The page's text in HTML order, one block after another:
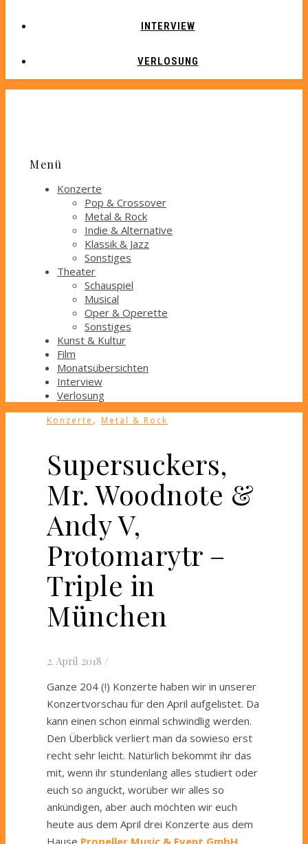
INTERVIEW
VERLOSUNG
Menü
Konzerte
Pop & Crossover
Metal & Rock
Indie & Alternative
Klassik & Jazz
Sonstiges
Theater
Schauspiel
Musical
Oper & Operette
Sonstiges
Kunst & Kultur
Film
Monatsübersichten
Interview
Verlosung
Konzerte , Metal & Rock
Supersuckers,
Mr. Woodnote &
Andy V,
Protomarytr –
Triple in
München
2. April 2018 /
Ganze 204 (!) Konzerte haben wir in unserer
Konzertvorschau für den April aufgelistet. Da
kann einen schon einmal schwindlig werden.
Den Überblick verliert man da sowieso erst
recht sehr leicht. Natürlich bekommt ihr das
mit, wenn ihr stundenlang alles studiert oder
euch so anguckt, worüber wir alles so
ankündigen, aber auch möchten wir euch
heute aus dem April drei Konzerte aus dem
Hause Propeller Music & Event GmbH